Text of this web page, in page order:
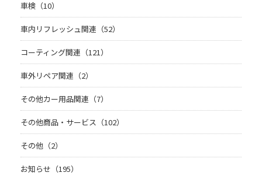
車検（10）
車内リフレッシュ関連（52）
コーティング関連（121）
車外リペア関連（2）
その他カー用品関連（7）
その他商品・サービス（102）
その他（2）
お知らせ（195）